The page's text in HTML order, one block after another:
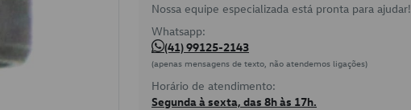
Nossa equipe especializada está pronta para ajudar!
Whatsapp:
(41) 99125-2143
(apenas mensagens de texto, não atendemos ligações)
Horário de atendimento:
Segunda à sexta, das 8h às 17h.